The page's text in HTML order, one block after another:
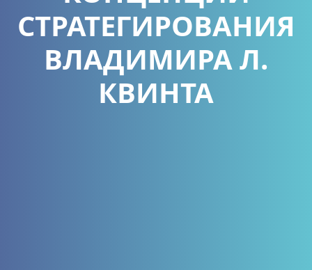
СТРАТЕГИРОВАНИЯ
ВЛАДИМИРА Л.
КВИНТА